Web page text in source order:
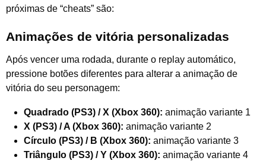
próximas de “cheats” são:
Animações de vitória personalizadas
Após vencer uma rodada, durante o replay automático,
pressione botões diferentes para alterar a animação de
vitória do seu personagem:
Quadrado (PS3) / X (Xbox 360): animação variante 1
X (PS3) / A (Xbox 360): animação variante 2
Círculo (PS3) / B (Xbox 360): animação variante 3
Triângulo (PS3) / Y (Xbox 360): animação variante 4